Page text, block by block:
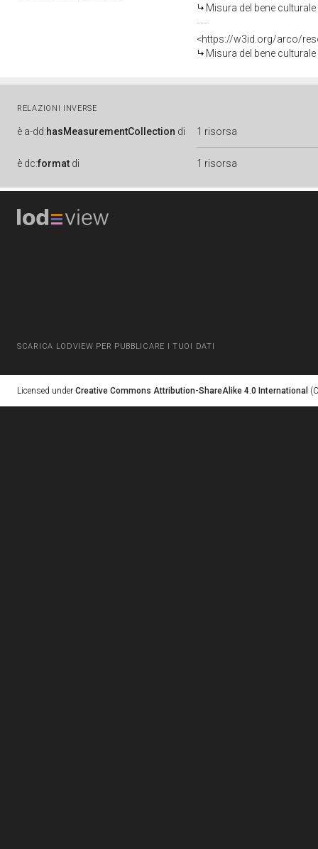
Misura del bene
<https://w3id.org/arco/
Misura del bene
RELAZIONI INVERSE
è a-dd:hasMeasurementCollection di 1 risorsa
è dc:format di 1 risorsa
SCARICA LODVIEW PER PUBBLICARE I TUOI DATI
Licensed under Creative Commons Attribution-ShareAlike 4.0 International